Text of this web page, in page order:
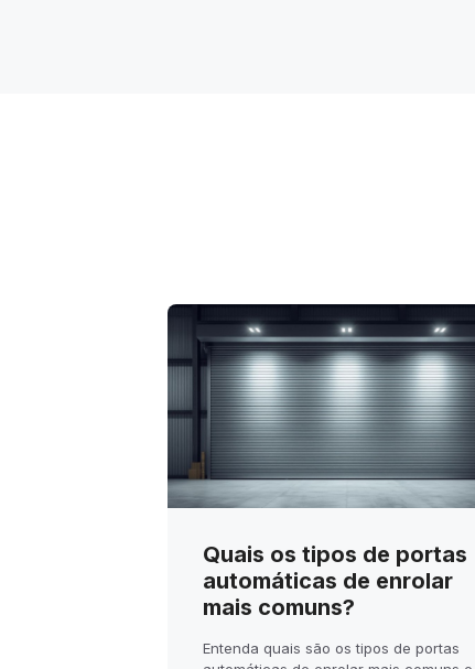
Quais os tipos de portas
automáticas de enrolar
mais comuns?
Entenda quais são os tipos de portas